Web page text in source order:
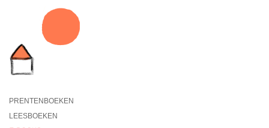
PRENTENBOEKEN
LEESBOEKEN